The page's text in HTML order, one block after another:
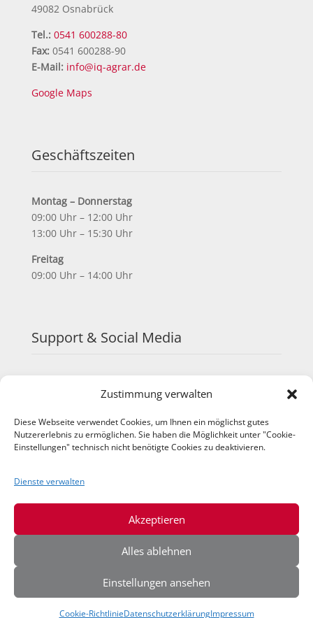
Zustimmung verwalten
Diese Webseite verwendet Cookies, um Ihnen ein möglichst gutes
Nutzererlebnis zu ermöglichen. Sie haben die Möglichkeit unter "Cookie-
Einstellungen" technisch nicht benötigte Cookies zu deaktivieren.
Dienste verwalten
Akzeptieren
Alles ablehnen
Einstellungen ansehen
Cookie-RichtlinieDatenschutzerklärungImpressum
49082 Osnabrück
Tel.: 0541 600288-80
Fax:0541 600288-90
E-Mail: info@iq-agrar.de
Google Maps
Geschäftszeiten
Montag – Donnerstag
09:00 Uhr – 12:00 Uhr
13:00 Uhr – 15:30 Uhr
Freitag
09:00 Uhr – 14:00 Uhr
Support & Social Media
YouTube
Instagram
© 2026 IQ-Agrar Service GmbH